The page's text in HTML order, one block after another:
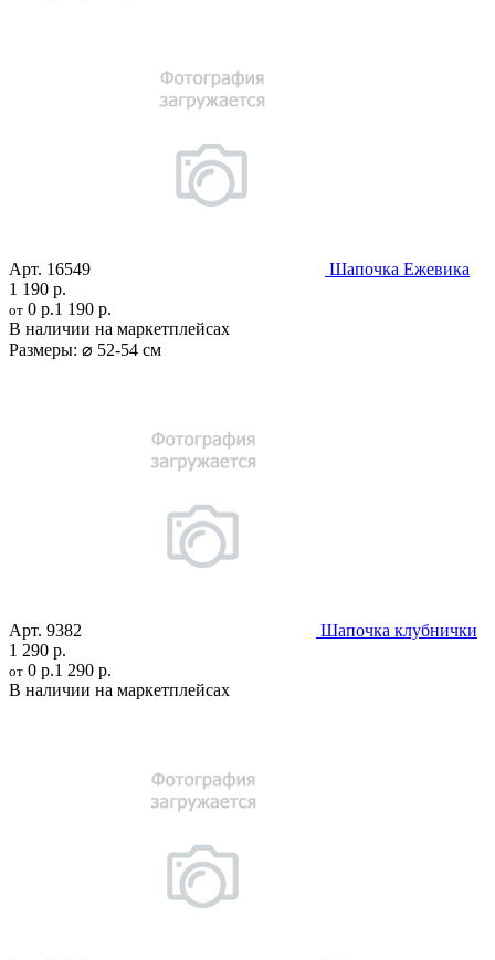
Арт. 16549
Шапочка Ежевика
1 190 р.
от 0 р.1 190 р.
В наличии на маркетплейсах
Размеры: ⌀ 52-54 см
Арт. 9382
Шапочка клубнички
1 290 р.
от 0 р.1 290 р.
В наличии на маркетплейсах